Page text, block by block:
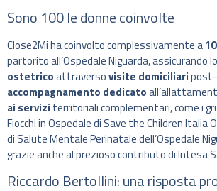
Sono 100 le donne coinvolte
Close2Mi ha coinvolto complessivamente a
partorito all’Ospedale Niguarda, assicurando
ostetricoattraversovisite domiciliari
accompagnamento dedicato
ai servizi territoriali complementari, come i
Fiocchi in Ospedale di Save the Children Italia
di Salute Mentale Perinatale dell’Ospedale
grazie anche al prezioso contributo di Intesa
Riccardo Bertollini: una risposta